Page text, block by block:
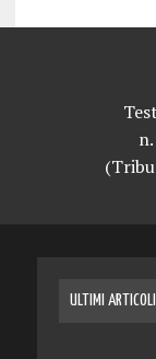
ULTIMI ARTICOLI